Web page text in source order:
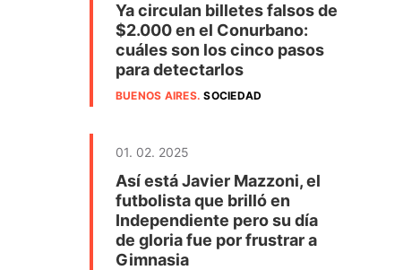
Ya circulan billetes falsos de
$2.000 en el Conurbano:
cuáles son los cinco pasos
para detectarlos
BUENOS AIRES.SOCIEDAD
01. 02. 2025
Así está Javier Mazzoni, el
futbolista que brilló en
Independiente pero su día
de gloria fue por frustrar a
Gimnasia